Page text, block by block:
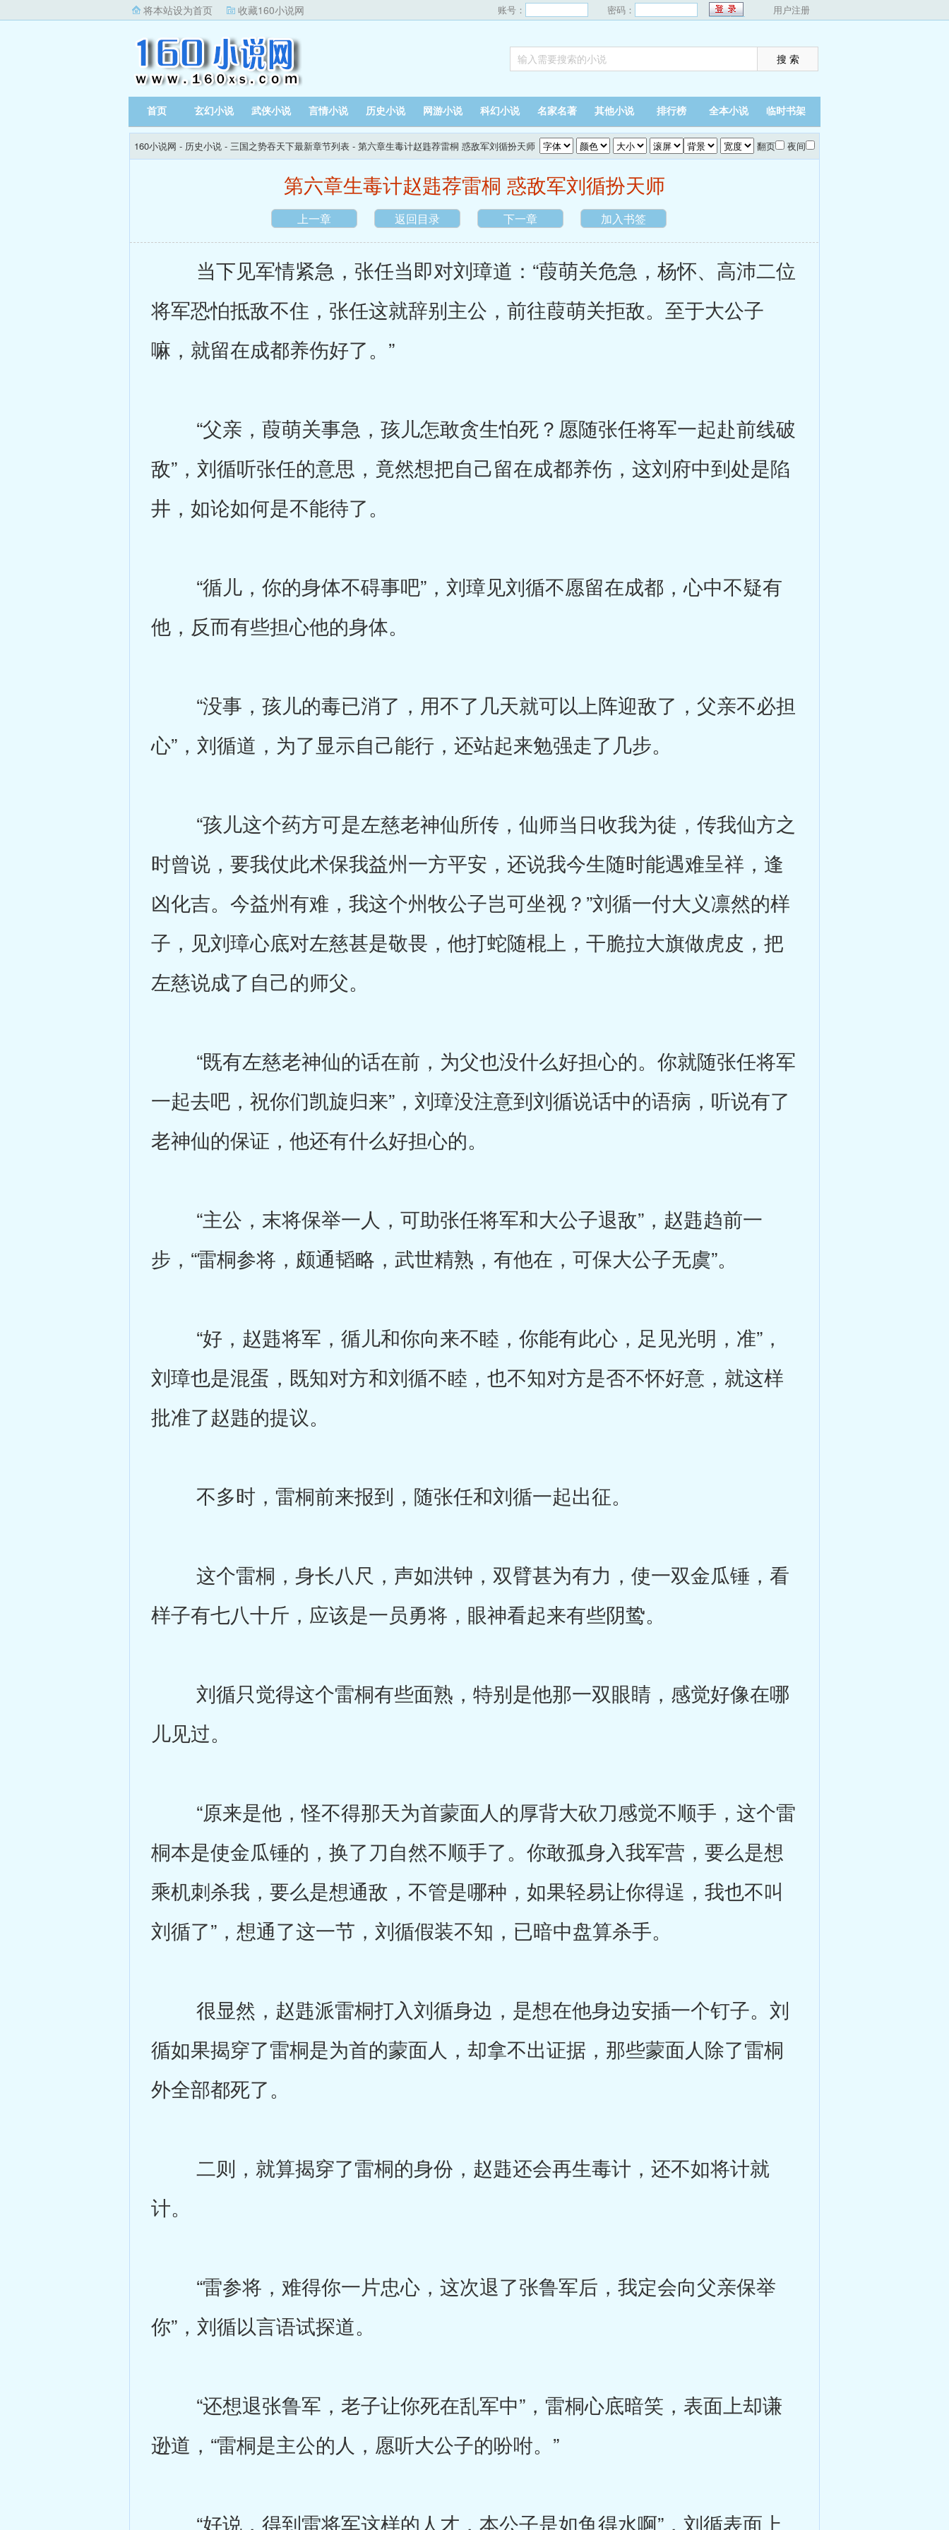
将本站设为首页 收藏160小说网 账号： 密码： 用户注册
首页 玄幻小说 武侠小说 言情小说 历史小说 网游小说 科幻小说 名家名著 其他小说 排行榜 全本小说 临时书架
160小说网 - 历史小说 - 三国之势吞天下最新章节列表 - 第六章生毒计赵韪荐雷桐 惑敌军刘循扮天师 翻页 夜间
第六章生毒计赵韪荐雷桐 惑敌军刘循扮天师
上一章 返回目录 下一章 加入书签
当下见军情紧急，张任当即对刘璋道：“葭萌关危急，杨怀、高沛二位
将军恐怕抵敌不住，张任这就辞别主公，前往葭萌关拒敌。至于大公子
嘛，就留在成都养伤好了。”
“父亲，葭萌关事急，孩儿怎敢贪生怕死？愿随张任将军一起赴前线破
敌”，刘循听张任的意思，竟然想把自己留在成都养伤，这刘府中到处是陷
井，如论如何是不能待了。
“循儿，你的身体不碍事吧”，刘璋见刘循不愿留在成都，心中不疑有
他，反而有些担心他的身体。
“没事，孩儿的毒已消了，用不了几天就可以上阵迎敌了，父亲不必担
心”，刘循道，为了显示自己能行，还站起来勉强走了几步。
“孩儿这个药方可是左慈老神仙所传，仙师当日收我为徒，传我仙方之
时曾说，要我仗此术保我益州一方平安，还说我今生随时能遇难呈祥，逢
凶化吉。今益州有难，我这个州牧公子岂可坐视？”刘循一付大义凛然的样
子，见刘璋心底对左慈甚是敬畏，他打蛇随棍上，干脆拉大旗做虎皮，把
左慈说成了自己的师父。
“既有左慈老神仙的话在前，为父也没什么好担心的。你就随张任将军
一起去吧，祝你们凯旋归来”，刘璋没注意到刘循说话中的语病，听说有了
老神仙的保证，他还有什么好担心的。
“主公，末将保举一人，可助张任将军和大公子退敌”，赵韪趋前一
步，“雷桐参将，颇通韬略，武世精熟，有他在，可保大公子无虞”。
“好，赵韪将军，循儿和你向来不睦，你能有此心，足见光明，准”，
刘璋也是混蛋，既知对方和刘循不睦，也不知对方是否不怀好意，就这样
批准了赵韪的提议。
不多时，雷桐前来报到，随张任和刘循一起出征。
这个雷桐，身长八尺，声如洪钟，双臂甚为有力，使一双金瓜锤，看
样子有七八十斤，应该是一员勇将，眼神看起来有些阴鸷。
刘循只觉得这个雷桐有些面熟，特别是他那一双眼睛，感觉好像在哪
儿见过。
“原来是他，怪不得那天为首蒙面人的厚背大砍刀感觉不顺手，这个雷
桐本是使金瓜锤的，换了刀自然不顺手了。你敢孤身入我军营，要么是想
乘机刺杀我，要么是想通敌，不管是哪种，如果轻易让你得逞，我也不叫
刘循了”，想通了这一节，刘循假装不知，已暗中盘算杀手。
很显然，赵韪派雷桐打入刘循身边，是想在他身边安插一个钉子。刘
循如果揭穿了雷桐是为首的蒙面人，却拿不出证据，那些蒙面人除了雷桐
外全部都死了。
二则，就算揭穿了雷桐的身份，赵韪还会再生毒计，还不如将计就
计。
“雷参将，难得你一片忠心，这次退了张鲁军后，我定会向父亲保举
你”，刘循以言语试探道。
“还想退张鲁军，老子让你死在乱军中”，雷桐心底暗笑，表面上却谦
逊道，“雷桐是主公的人，愿听大公子的吩咐。”
“好说，得到雷将军这样的人才，本公子是如鱼得水啊”，刘循表面上